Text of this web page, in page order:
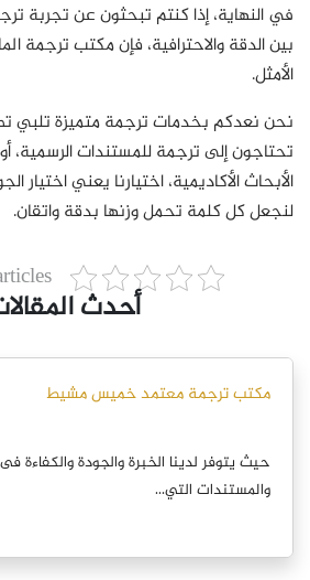
في النهاية، إذا كنتم تبحثون عن تجربة
بين الدقة والاحترافية، فإن مكتب ترجمة
الأمثل.
نحن نعدكم بخدمات ترجمة متميزة تلبي
تحتاجون إلى ترجمة للمستندات الرسمية،
الأبحاث الأكاديمية، اختيارنا يعني اختيار
لنجعل كل كلمة تحمل وزنها بدقة واتقان.
أحدث
مكتب ترجمة معتمد خميس مشيط
حيث يتوفر لدينا الخبرة والجودة والكفاءة
والمستندات التي...